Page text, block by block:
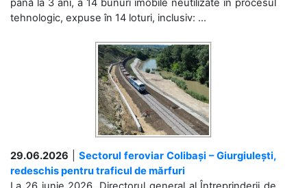
până la 3 ani, a 14 bunuri imobile neutilizate în procesul
tehnologic, expuse în 14 loturi, inclusiv: ...
29.06.2026
Sectorul feroviar Colibași – Giurgiulești,
redeschis pentru traficul de mărfuri